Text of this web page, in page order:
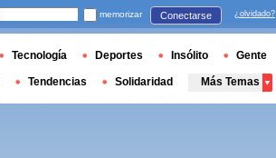
memorizar Conectarse ¿olvidado?
Tecnología Deportes Insólito Gente
Tendencias Solidaridad Más Temas